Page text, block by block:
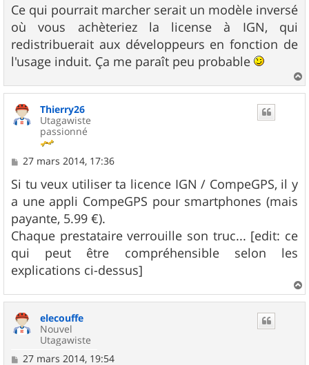
Ce qui pourrait marcher serait un modèle inversé
où vous achèteriez la license à IGN, qui
redistribuerait aux développeurs en fonction de
l'usage induit. Ça me paraît peu probable
a
u
Thierry26
Utagawiste
passionné
M
s
s
a
g
e
27 mars 2014, 17:36
Si tu veux utiliser ta licence IGN / CompeGPS, il y
a une appli CompeGPS pour smartphones (mais
payante, 5.99 €).
Chaque prestataire verrouille son truc... [edit: ce
qui peut être compréhensible selon les
explications ci-dessus]
a
elecouffe
Nouvel
Utagawiste
M
27 mars 2014, 19:54